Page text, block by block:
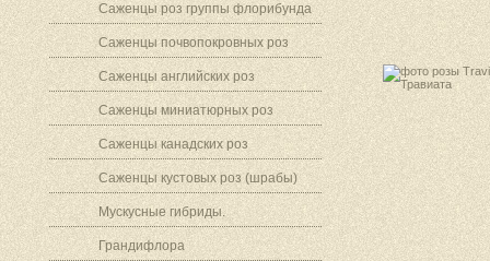
Саженцы роз группы флорибунда
Саженцы почвопокровных роз
Саженцы английских роз
Саженцы миниатюрных роз
Саженцы канадских роз
Саженцы кустовых роз (шрабы)
Мускусные гибриды.
Грандифлора